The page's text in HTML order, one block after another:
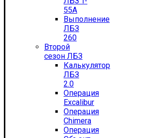
55А
Выполнение
ЛБЗ
260
Второй
сезон ЛБЗ
Калькулятор
ЛБЗ
2.0
Операция
Excalibur
Операция
Chimera
Операция